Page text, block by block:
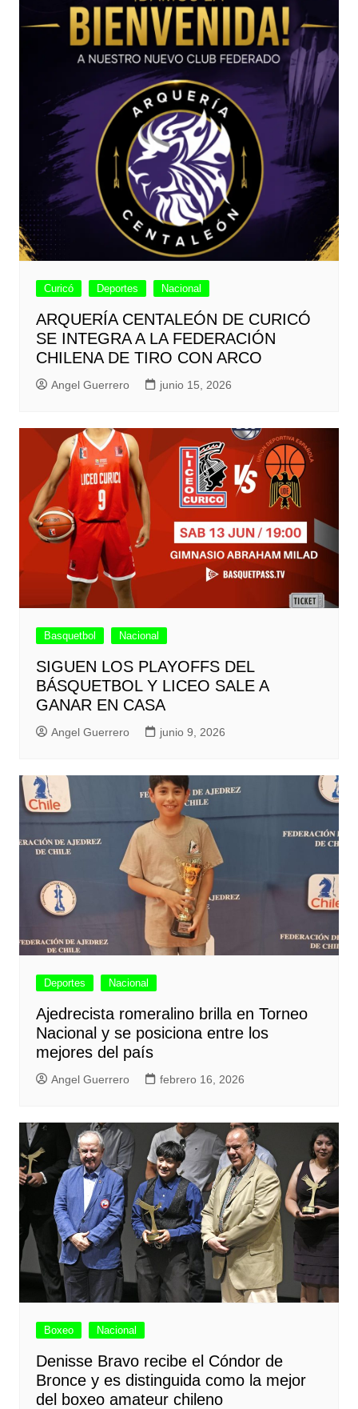
Curicó Deportes Nacional
ARQUERÍA CENTALEÓN DE CURICÓ
SE INTEGRA A LA FEDERACIÓN
CHILENA DE TIRO CON ARCO
Angel Guerrero junio 15, 2026
Basquetbol Nacional
SIGUEN LOS PLAYOFFS DEL
BÁSQUETBOL Y LICEO SALE A
GANAR EN CASA
Angel Guerrero junio 9, 2026
Deportes Nacional
Ajedrecista romeralino brilla en Torneo
Nacional y se posiciona entre los
mejores del país
Angel Guerrero febrero 16, 2026
Boxeo Nacional
Denisse Bravo recibe el Cóndor de
Bronce y es distinguida como la mejor
del boxeo amateur chileno